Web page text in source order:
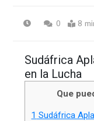
0 8
Sudáfrica
en la Lucha
Que
1 Sudáfrica